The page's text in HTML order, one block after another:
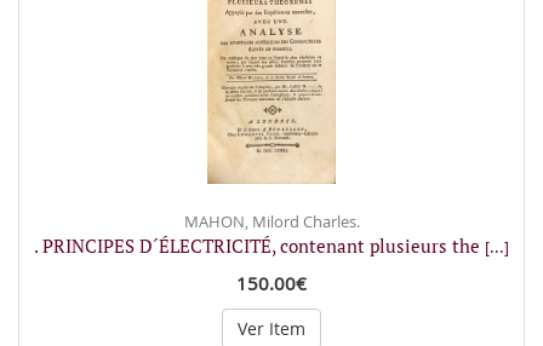
MAHON, Milord Charles.
. PRINCIPES D´ÉLECTRICITÉ, contenant plusieurs the [...]
150.00€
Ver Item